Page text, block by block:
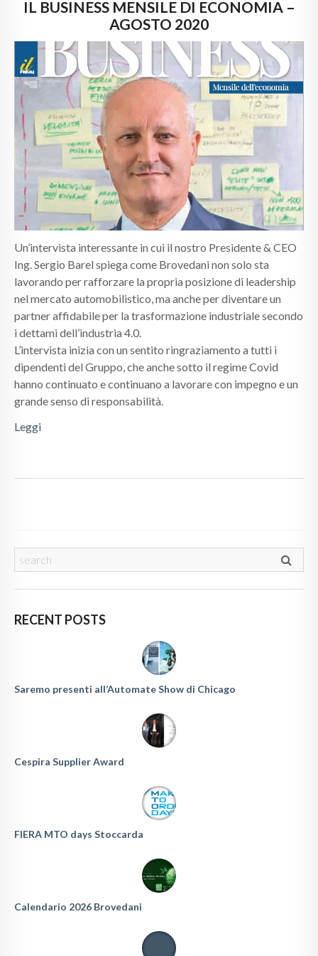
CONTATTI
IL BUSINESS MENSILE DI ECONOMIA –
AGOSTO 2020
Un’intervista interessante in cui il nostro Presidente & CEO
Ing. Sergio Barel spiega come Brovedani non solo sta
lavorando per rafforzare la propria posizione di leadership
nel mercato automobilistico, ma anche per diventare un
partner affidabile per la trasformazione industriale secondo
i dettami dell’industria 4.0.
L’intervista inizia con un sentito ringraziamento a tutti i
dipendenti del Gruppo, che anche sotto il regime Covid
hanno continuato e continuano a lavorare con impegno e un
grande senso di responsabilità.
Leggi
RECENT POSTS
Saremo presenti all’Automate Show di Chicago
Cespira Supplier Award
FIERA MTO days Stoccarda
Calendario 2026 Brovedani